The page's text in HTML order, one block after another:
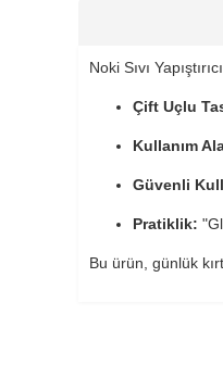
Noki Sıvı
Çift Uçlu
Kullanım
Güvenli
Pratiklik:
Bu ürün, günlük